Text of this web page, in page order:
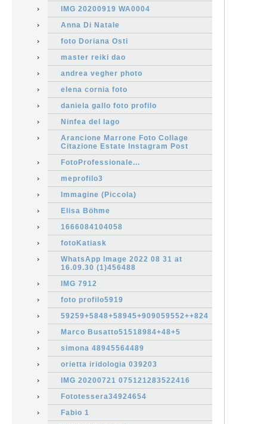
IMG 20200919 WA0004
Anna Di Natale
foto Doriana Osti
master reiki dao
andrea vegher photo
elena cornia foto
daniela gallo foto profilo
Ninfea del lago
Arancione Marrone Foto Collage
Citazione Estate Instagram Post
FotoProfessionale...
meprofilo3
Immagine (Piccola)
Elisa Böhme
1666084104058
fotoKatiask
WhatsApp Image 2022 08 31 at
16.09.30 (1)456488
IMG 7912
foto profilo5919
59259+5848+58945+909059552++824
Marco Busatto51518984+48+5
simona 48945564489
orietta iridologia 039203
IMG 20200721 075121283522416
Fototessera34924654
Fabio 1